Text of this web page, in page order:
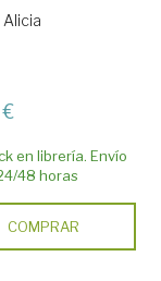
en librería. Envío
48 horas
COMPRAR